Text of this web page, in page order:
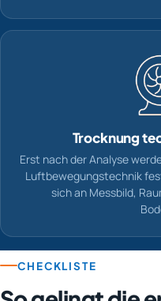
Trocknung
Erst nach der Analyse
Luftbewegungstechnik
sich an Messbild,
CHECKLISTE